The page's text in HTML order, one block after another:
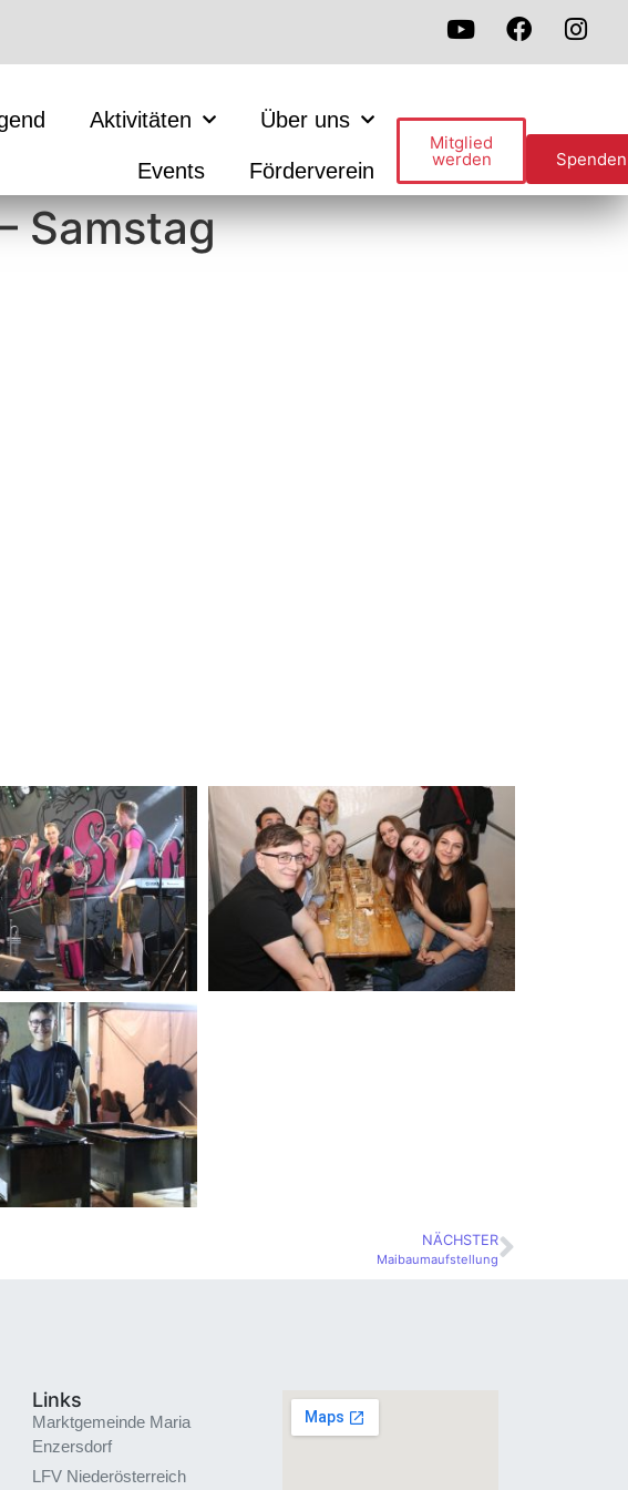
Aktivitäten Über uns
Events Förderverein
Mitglied
werden Spenden
Samstag
NÄCHSTER
Maibaumaufstellung
Links
Marktgemeinde Maria
Enzersdorf
LFV Niederösterreich